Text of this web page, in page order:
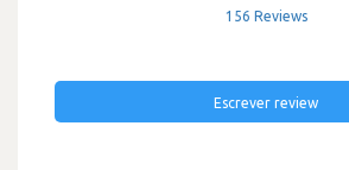
156 Reviews
Escrever review